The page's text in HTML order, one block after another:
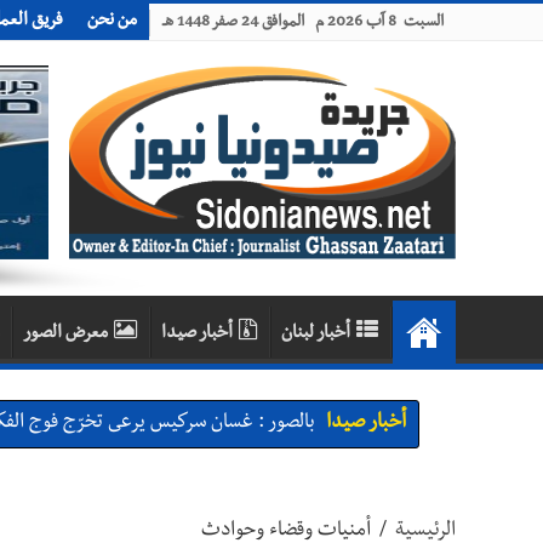
السبت 8 آب 2026 م الموافق 24 صفر 1448 هـ من نحن فريق
أخبار لبنان أخبار صيدا معرض الصور
أخبار صيدا بالصور : غسان سركيس يرعى تخرّج فوج
أخبار صيدا
بلدية صيدا : حجز مركبتي توكتوك وتغريم
الرئيسية / أمنيات وقضاء وحوادث